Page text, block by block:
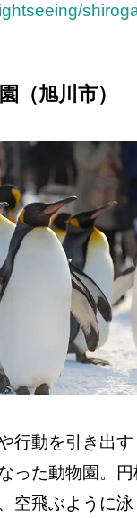
（旭川市）
行動を引き出
った動物園。
空飛ぶように